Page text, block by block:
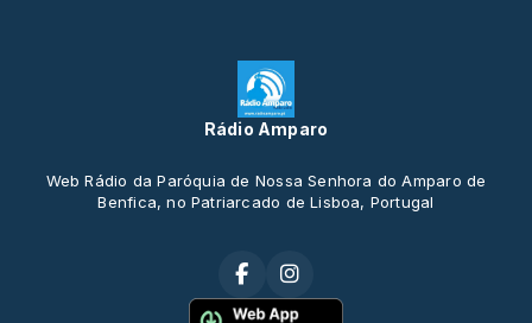
Rádio Amparo
Web Rádio da Paróquia de Nossa Senhora do Amparo de
Benfica, no Patriarcado de Lisboa, Portugal